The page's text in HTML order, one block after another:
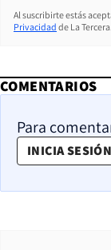
Al suscribirte estás
Privacidad de La Tercera.
COMENTARIOS
Para
INICIA SESIÓN